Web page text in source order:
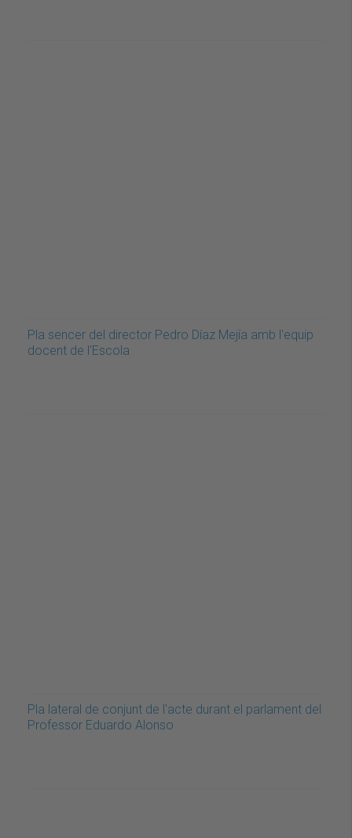
Pla sencer del director Pedro Díaz Mejía amb l'equip
docent de l'Escola
Pla lateral de conjunt de l'acte durant el parlament del
Professor Eduardo Alonso